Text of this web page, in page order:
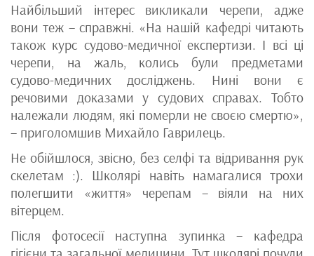
Найбільший інтерес викликали черепи, адже
вони теж – справжні. «На нашій кафедрі читають
також курс судово-медичної експертизи. І всі ці
черепи, на жаль, колись були предметами
судово-медичних досліджень. Нині вони є
речовими доказами у судових справах. Тобто
належали людям, які померли не своєю смертю»,
– приголомшив Михайло Гаврилець.
Не обійшлося, звісно, без селфі та відривання рук
скелетам :). Школярі навіть намагалися трохи
полегшити «життя» черепам – віяли на них
вітерцем.
Після фотосесії наступна зупинка – кафедра